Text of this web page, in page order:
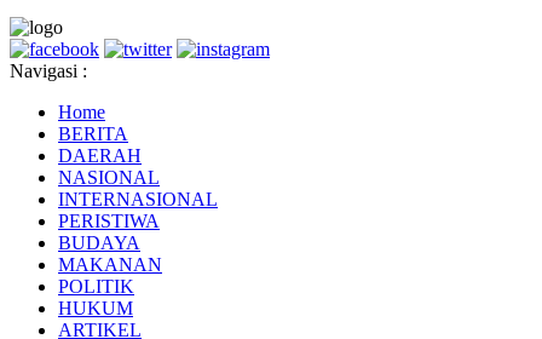
Navigasi :
Home
BERITA
DAERAH
NASIONAL
INTERNASIONAL
PERISTIWA
BUDAYA
MAKANAN
POLITIK
HUKUM
ARTIKEL